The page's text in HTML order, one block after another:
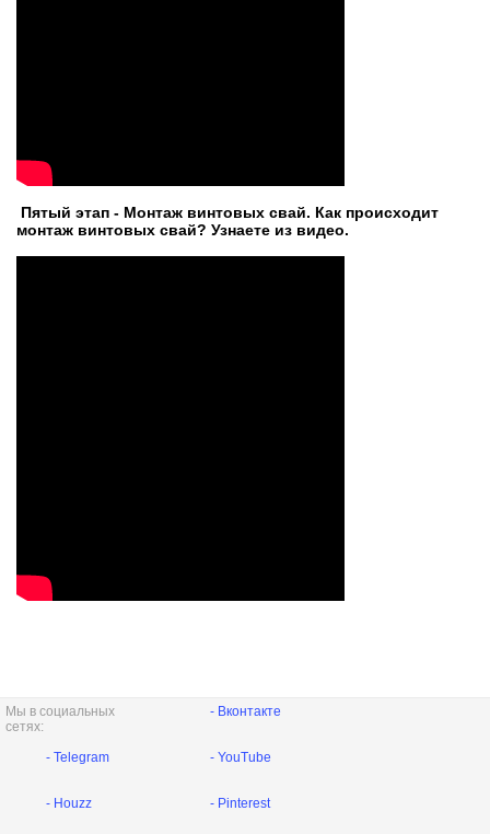
Пятый этап - Монтаж винтовых свай. Как происходит
монтаж винтовых свай? Узнаете из видео.
Мы в социальных
сетях:
- Вконтакте
- Telegram - YouTube
- Houzz - Pinterest